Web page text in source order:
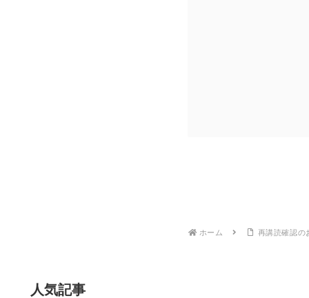
ホーム 再講読確認の
人気記事